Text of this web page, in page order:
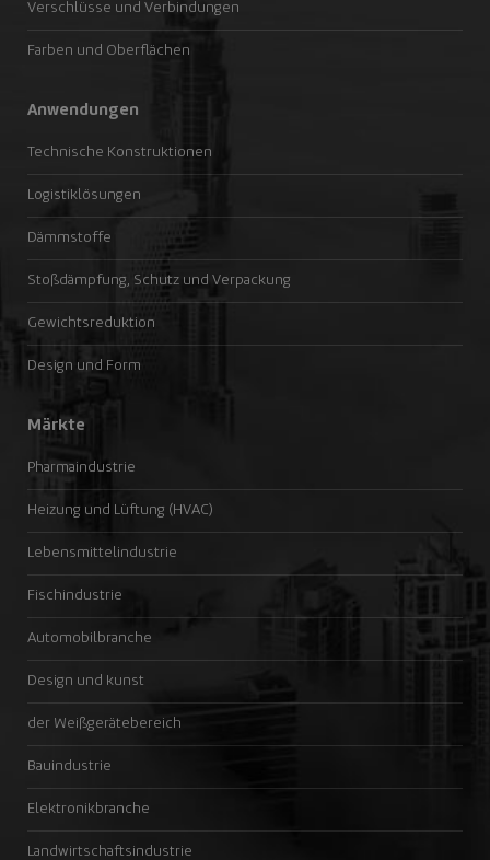
Verschlüsse und Verbindungen
Farben und Oberflächen
Anwendungen
Technische Konstruktionen
Logistiklösungen
Dämmstoffe
Stoßdämpfung, Schutz und Verpackung
Gewichtsreduktion
Design und Form
Märkte
Pharmaindustrie
Heizung und Lüftung (HVAC)
Lebensmittelindustrie
Fischindustrie
Automobilbranche
Design und kunst
der Weißgerätebereich
Bauindustrie
Elektronikbranche
Landwirtschaftsindustrie